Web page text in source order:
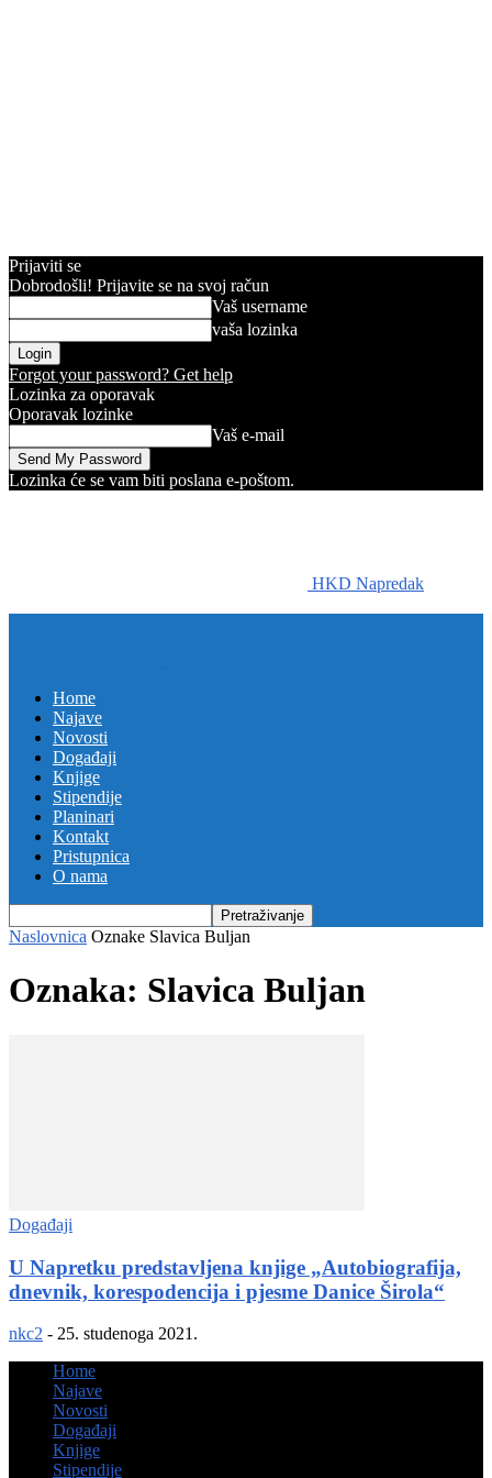
Prijaviti se
Dobrodošli! Prijavite se na svoj račun
Vaš username
vaša lozinka
Forgot your password? Get help
Lozinka za oporavak
Oporavak lozinke
Vaš e-mail
Lozinka će se vam biti poslana e-poštom.
HKD Napredak
Home
Najave
Novosti
Događaji
Knjige
Stipendije
Planinari
Kontakt
Pristupnica
O nama
Naslovnica Oznake Slavica Buljan
Oznaka: Slavica Buljan
Događaji
U Napretku predstavljena knjige „Autobiografija,
dnevnik, korespodencija i pjesme Danice Širola“
nkc2 - 25. studenoga 2021.
Home
Najave
Novosti
Događaji
Knjige
Stipendije